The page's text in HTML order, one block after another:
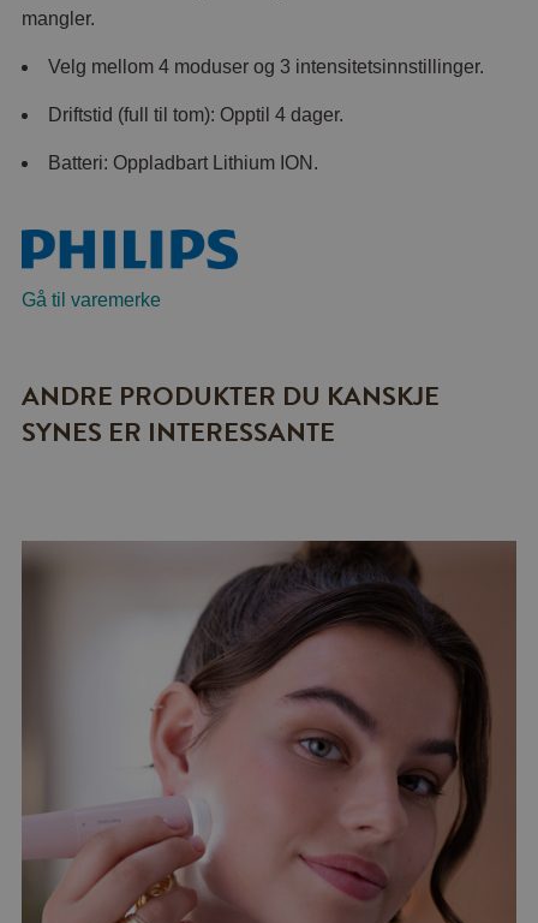
mangler.
Velg mellom 4 moduser og 3 intensitetsinnstillinger.
Driftstid (full til tom): Opptil 4 dager.
Batteri: Oppladbart Lithium ION.
Gå til varemerke
ANDRE PRODUKTER DU KANSKJE
SYNES ER INTERESSANTE